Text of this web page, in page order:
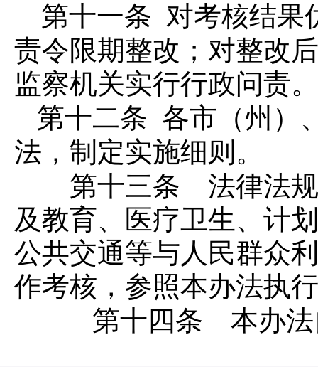
第十一条 对考核结果
责令限期整改；对整改
监察机关实行行政问责。
第十二条 各市（州）
法，制定实施细则。
第十三条 法律法规
及教育、医疗卫生、计
公共交通等与人民群众
作考核，参照本办法执
第十四条 本办法